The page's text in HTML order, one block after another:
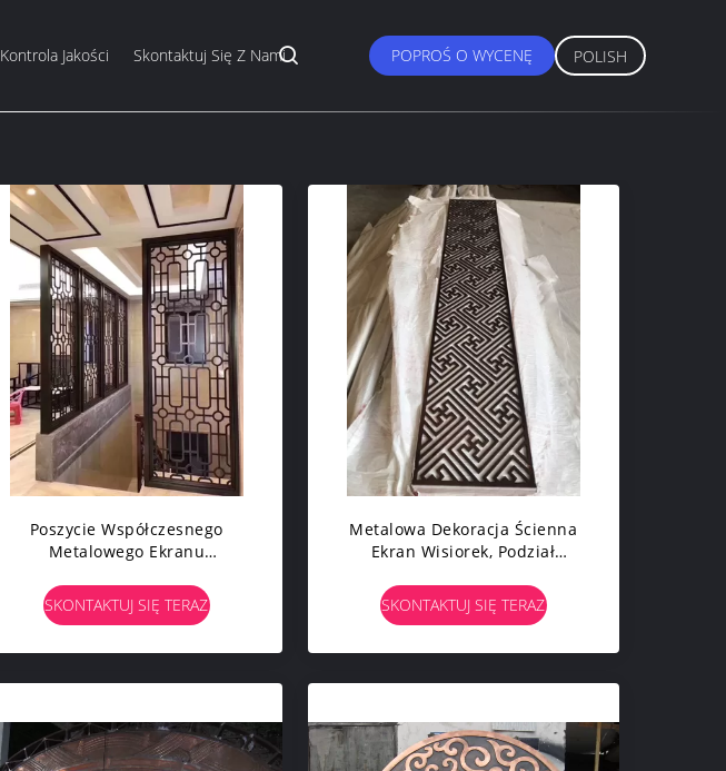
Kontrola Jakości Skontaktuj Się Z Nami POPROŚ O WYCENĘ POLISH
Poszycie Współczesnego
Metalowego Ekranu
Abstrakcyjna Metalowa
Rzeźba Ścienna
SKONTAKTUJ SIĘ TERAZ
Metalowa Dekoracja Ścienna
Ekran Wisiorek, Podział
Metalowa Rzeźba Ścienna
SKONTAKTUJ SIĘ TERAZ